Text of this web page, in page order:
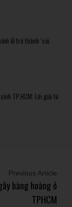
lễ trở thành ‘cái
TP.HCM: Lời giải từ
Previous Article
bàng hoàng ở
TPHCM